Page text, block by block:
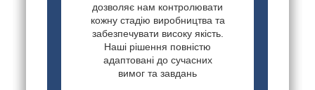
дозволяє нам контролювати
кожну стадію виробництва та
забезпечувати високу якість.
Наші рішення повністю
адаптовані до сучасних
вимог та завдань